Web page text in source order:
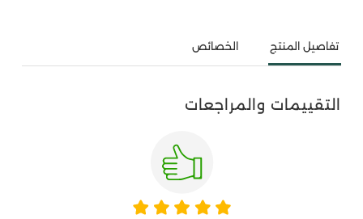
تفاصيل المنتج الخصائص
التقييمات والمراجعات